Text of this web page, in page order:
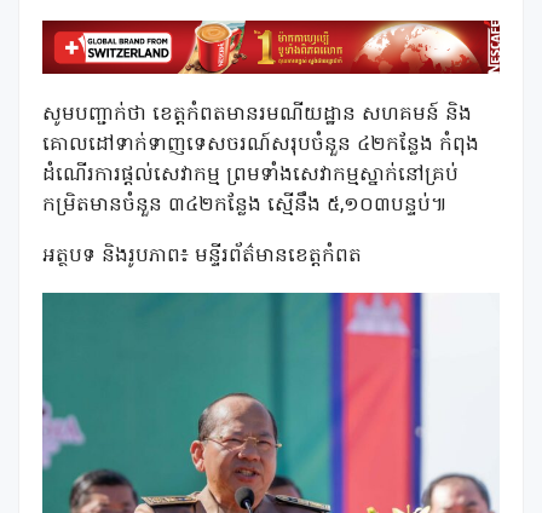
សូមបញ្ជាក់ថា ខេត្តកំពតមានរមណីយដ្ឋាន សហគមន៍ និង
គោលដៅទាក់ទាញទេសចរណ៍សរុបចំនួន ៤២កន្លែង កំពុង
ដំណើរការផ្តល់សេវាកម្ម ព្រមទាំងសេវាកម្មស្នាក់នៅគ្រប់
កម្រិតមានចំនួន ៣៤២កន្លែង ស្មើនឹង ៥,១០៣បន្ទប់៕
អត្ថបទ និងរូបភាព៖ មន្ទីរព័ត៌មានខេត្តកំពត